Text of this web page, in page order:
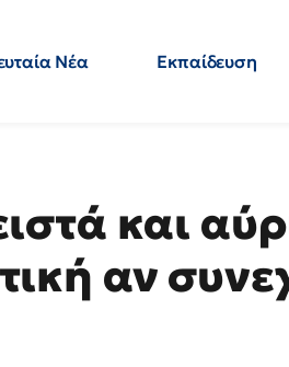
Νέα Εκπαίδευση
και
αν